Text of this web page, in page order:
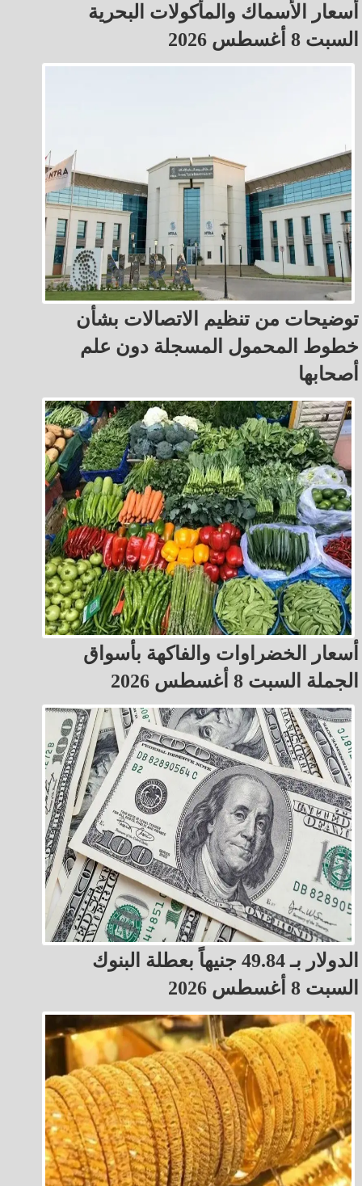
أسعار الأسماك والمأكولات البحرية
السبت 8 أغسطس 2026
توضيحات من تنظيم الاتصالات بشأن
خطوط المحمول المسجلة دون علم
أصحابها
أسعار الخضراوات والفاكهة بأسواق
الجملة السبت 8 أغسطس 2026
الدولار بـ 49.84 جنيهاً بعطلة البنوك
السبت 8 أغسطس 2026